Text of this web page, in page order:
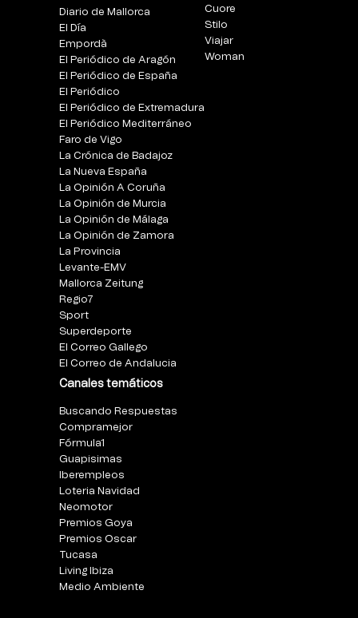
Diario de Mallorca
El Día
Empordà
El Periódico de Aragón
El Periódico de España
El Periódico
El Periódico de Extremadura
El Periódico Mediterráneo
Faro de Vigo
La Crónica de Badajoz
La Nueva España
La Opinión A Coruña
La Opinión de Murcia
La Opinión de Málaga
La Opinión de Zamora
La Provincia
Levante-EMV
Mallorca Zeitung
Regio7
Sport
Superdeporte
El Correo Gallego
El Correo de Andalucia
Canales temáticos
Buscando Respuestas
Compramejor
Fórmula1
Guapisimas
Iberempleos
Loteria Navidad
Neomotor
Premios Goya
Premios Oscar
Tucasa
Living Ibiza
Medio Ambiente
Cuore
Stilo
Viajar
Woman